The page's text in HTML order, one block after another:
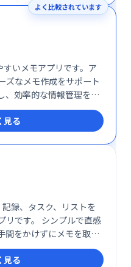
よく比較されています
いメモアプリです。ア
ズなメモ作成をサポート
、効率的な情報管理を実
なインターフェースで、
なたのアイデアを形に
験してください。
見る
録、タスク、リストを
リです。 シンプルで直感
間をかけずにメモを取
。 思考の整理やタスク管
見る